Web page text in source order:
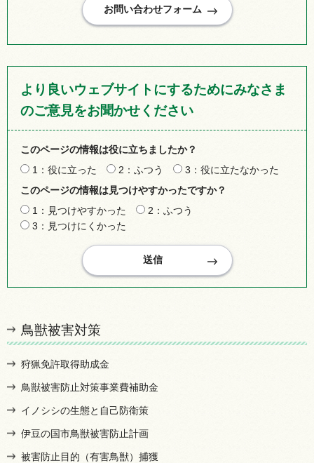
より良いウェブサイトにするためにみなさま
のご意見をお聞かせください
このページの情報は役に立ちましたか？
1：役に立った
2：ふつう
3：役に立たなかった
このページの情報は見つけやすかったですか？
1：見つけやすかった
2：ふつう
3：見つけにくかった
鳥獣被害対策
狩猟免許取得助成金
鳥獣被害防止対策事業費補助金
イノシシの生態と自己防衛策
伊豆の国市鳥獣被害防止計画
被害防止目的（有害鳥獣）捕獲